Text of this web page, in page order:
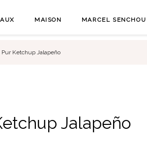
MAISON MARCEL SENCHOU
Pur Ketchup Jalapeño
Jalapeño